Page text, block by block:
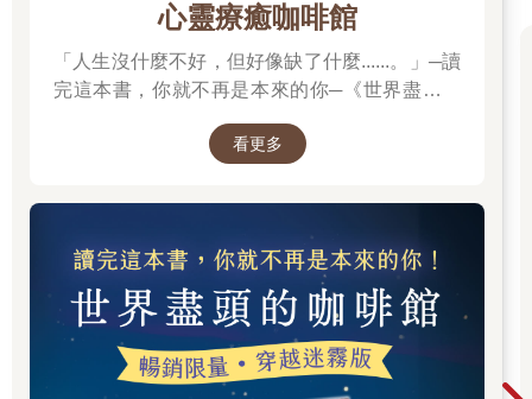
心靈療癒咖啡館
「人生沒什麼不好，但好像缺了什麼......。」─讀
完這本書，你就不再是本來的你─《世界盡頭的
看更多